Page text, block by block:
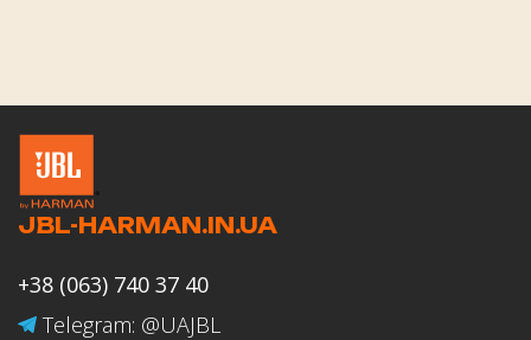
JBL-HARMAN.IN.UA
+38 (063) 740 37 40
Telegram: @UAJBL